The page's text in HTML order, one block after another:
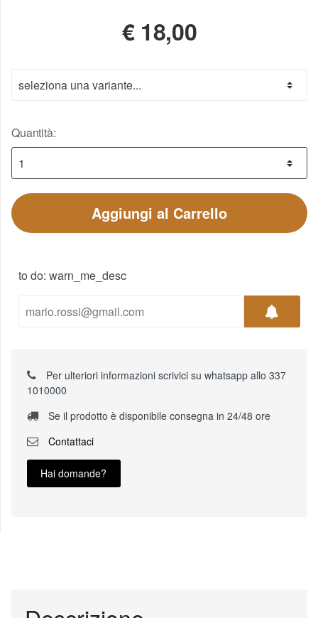
€ 18,00
Quantità:
Aggiungi al Carrello
to do: warn_me_desc
Per ulteriori informazioni scrivici su whatsapp allo 337
1010000
Se il prodotto è disponibile consegna in 24/48 ore
Contattaci
Hai domande?